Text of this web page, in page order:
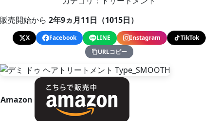
販売開始から 2年9ヵ月11日（1015日）
X Facebook LINE Instagram
TikTok
URLコピー
Amazon